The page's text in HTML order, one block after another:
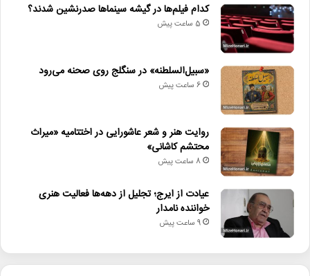
کدام فیلم‌ها در گیشه سینماها صدرنشین شدند؟
5 ساعت پیش
«سبیل‌السلطنه» در سنگلج روی صحنه می‌رود
6 ساعت پیش
روایت هنر و شعر عاشورایی در اختتامیه «میراث
محتشم کاشانی»
8 ساعت پیش
عیادت از ایرج؛ تجلیل از دهه‌ها فعالیت هنری
خواننده نامدار
9 ساعت پیش